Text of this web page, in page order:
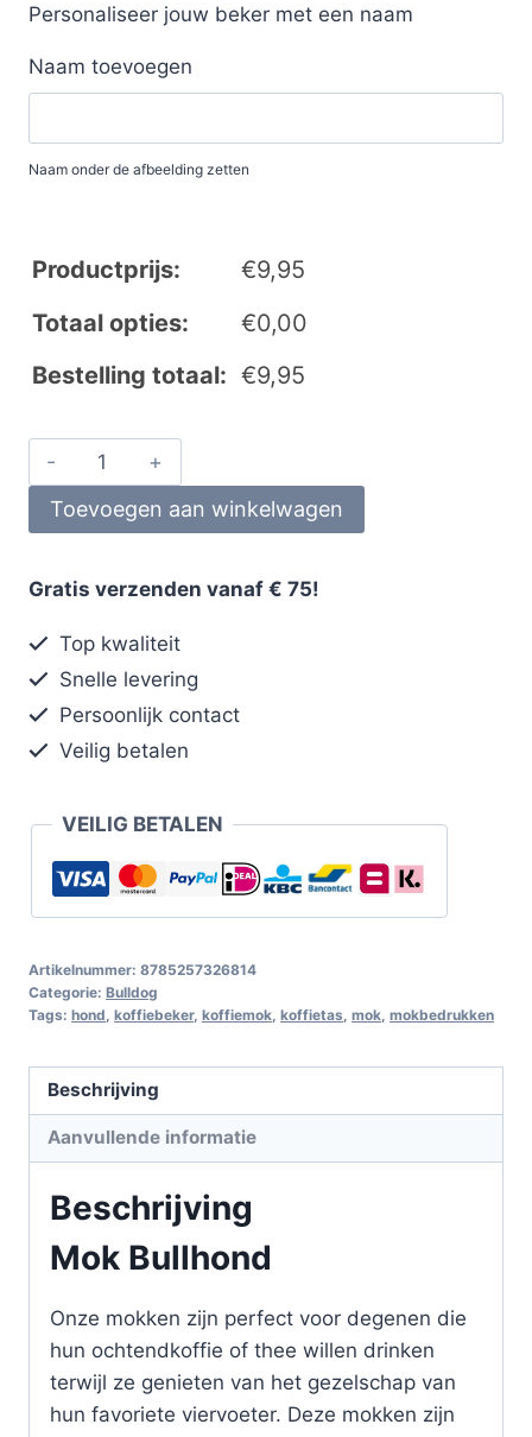
Personaliseer jouw beker met een naam
Naam toevoegen
Naam onder de afbeelding zetten
Productprijs: €9,95
Totaal opties:
€0,00
Bestelling totaal: €9,95
Toevoegen aan winkelwagen
Gratis verzenden vanaf € 75!
Top kwaliteit
Snelle levering
Persoonlijk contact
Veilig betalen
VEILIG BETALEN
Artikelnummer: 8785257326814
Categorie: Bulldog
Tags: hond koffiebeker, koffiemok koffietas mok mokbedrukken
Beschrijving
Aanvullende informatie
Beschrijving
Mok Bullhond
Onze mokken zijn perfect voor degenen die
hun ochtendkoffie of thee willen drinken
terwijl ze genieten van het gezelschap van
hun favoriete viervoeter. Deze mokken zijn